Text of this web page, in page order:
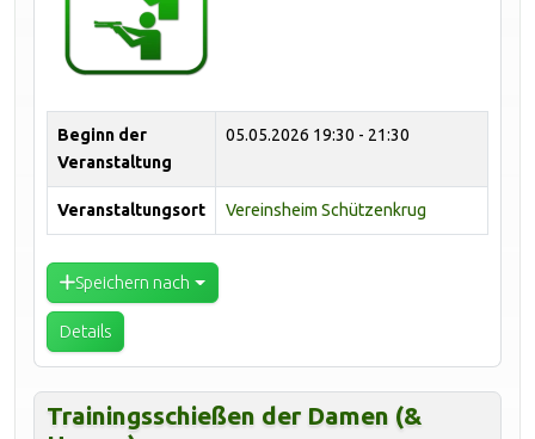
Beginn der
Veranstaltung
05.05.2026 19:30 - 21:30
Veranstaltungsort Vereinsheim Schützenkrug
Speichern nach
Details
Trainingsschießen der Damen (&